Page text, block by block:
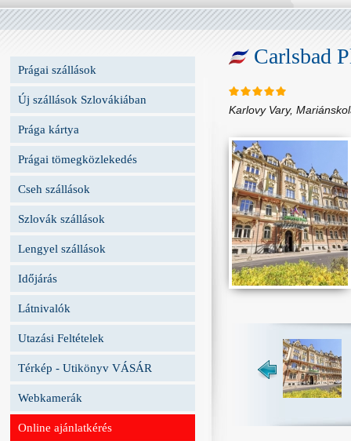
Prágai szállások
Új szállások Szlovákiában
Prága kártya
Prágai tömegközlekedés
Cseh szállások
Szlovák szállások
Lengyel szállások
Időjárás
Látnivalók
Utazási Feltételek
Térkép - Utikönyv VÁSÁR
Webkamerák
Online ajánlatkérés
Carlsbad
Karlovy Vary,